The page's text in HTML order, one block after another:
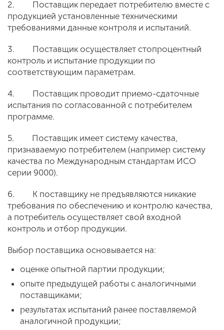
2. Поставщик передает потребителю вместе с
продукцией установленные техническими
требованиями данные контроля и испытаний.
3. Поставщик осуществляет стопроцентный
контроль и испытание продукции по
соответствующим параметрам.
4. Поставщик проводит приемо-сдаточные
испытания по согласованной с потребителем
программе.
5. Поставщик имеет систему качества,
признаваемую потребителем (например систему
качества по Международным стандартам ИСО
серии 9000).
6. К поставщику не предъявляются никакие
требования по обеспечению и контролю качества,
а потребитель осуществляет свой входной
контроль и отбор продукции.
Выбор поставщика основывается на:
оценке опытной партии продукции;
опыте предыдущей работы с аналогичными
поставщиками;
результатах испытаний ранее поставляемой
аналогичной продукции;